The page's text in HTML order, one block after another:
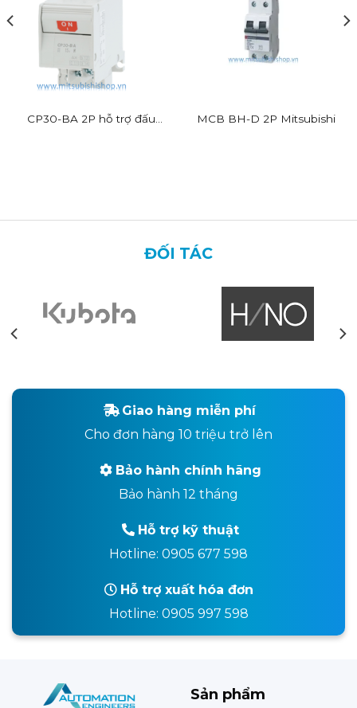
CP30-BA 2P hỗ trợ đấu
MCB BH-D 2P Mitsubishi
ĐỐI TÁC
Giao hàng miễn phí
Cho đơn hàng 10 triệu trở lên
Bảo hành chính hãng
Bảo hành 12 tháng
Hỗ trợ kỹ thuật
Hotline: 0905 677 598
Hỗ trợ xuất hóa đơn
Hotline: 0905 997 598
Sản phẩm